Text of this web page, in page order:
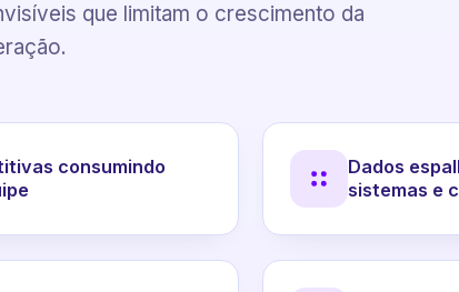
que limitam o crescimento da
consumindo
Dados
sistemas e